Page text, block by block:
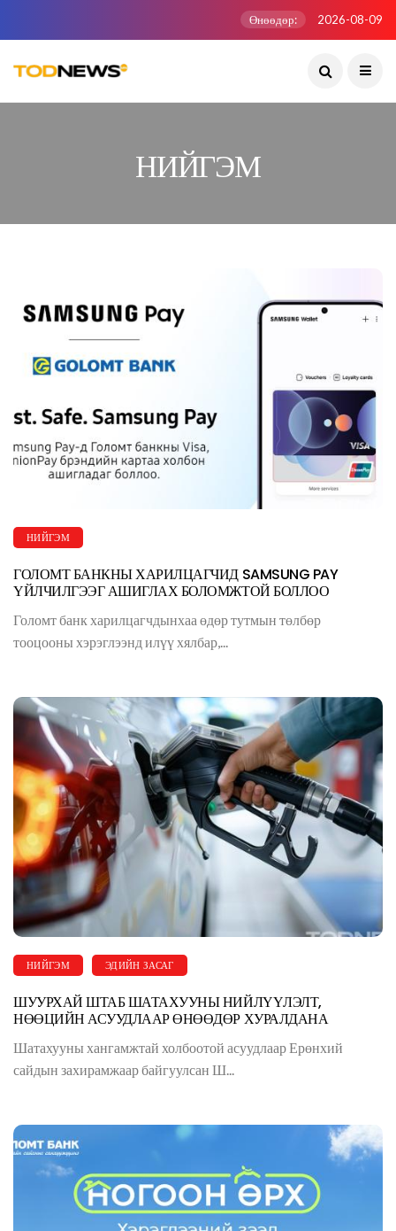
Өнөөдөр: 2026-08-09
НИЙГЭМ
НИЙГЭМ
ГОЛОМТ БАНКНЫ ХАРИЛЦАГЧИД SAMSUNG PAY
ҮЙЛЧИЛГЭЭГ АШИГЛАХ БОЛОМЖТОЙ БОЛЛОО
Голомт банк харилцагчдынхаа өдөр тутмын төлбөр
тооцооны хэрэглээнд илүү хялбар,...
НИЙГЭМ ЭДИЙН ЗАСАГ
ШУУРХАЙ ШТАБ ШАТАХУУНЫ НИЙЛҮҮЛЭЛТ,
НӨӨЦИЙН АСУУДЛААР ӨНӨӨДӨР ХУРАЛДАНА
Шатахууны хангамжтай холбоотой асуудлаар Ерөнхий
сайдын захирамжаар байгуулсан Ш...